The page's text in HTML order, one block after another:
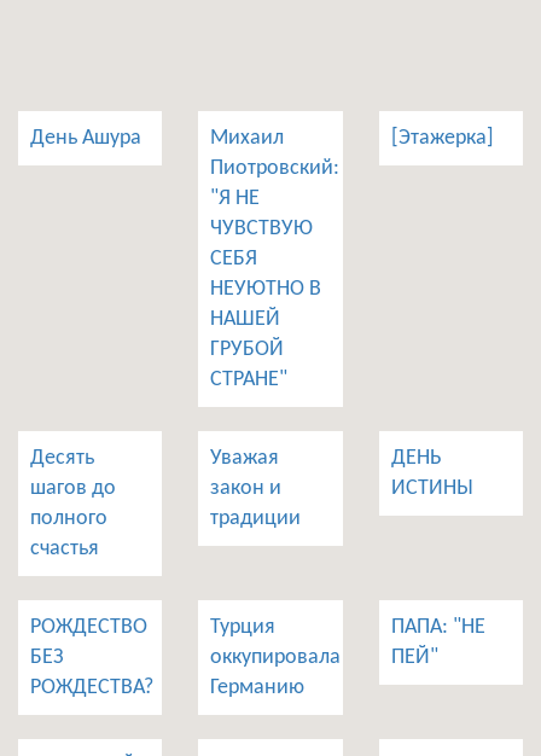
День Ашура
Михаил
Пиотровский:
"Я НЕ
ЧУВСТВУЮ
СЕБЯ
НЕУЮТНО В
НАШЕЙ
ГРУБОЙ
СТРАНЕ"
[Этажерка]
Десять
шагов до
полного
счастья
Уважая
закон и
традиции
ДЕНЬ
ИСТИНЫ
РОЖДЕСТВО
БЕЗ
РОЖДЕСТВА?
Турция
оккупировала
Германию
ПАПА: "НЕ
ПЕЙ"